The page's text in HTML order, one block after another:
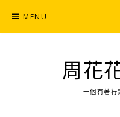
content
MENU
周花
一個有著行